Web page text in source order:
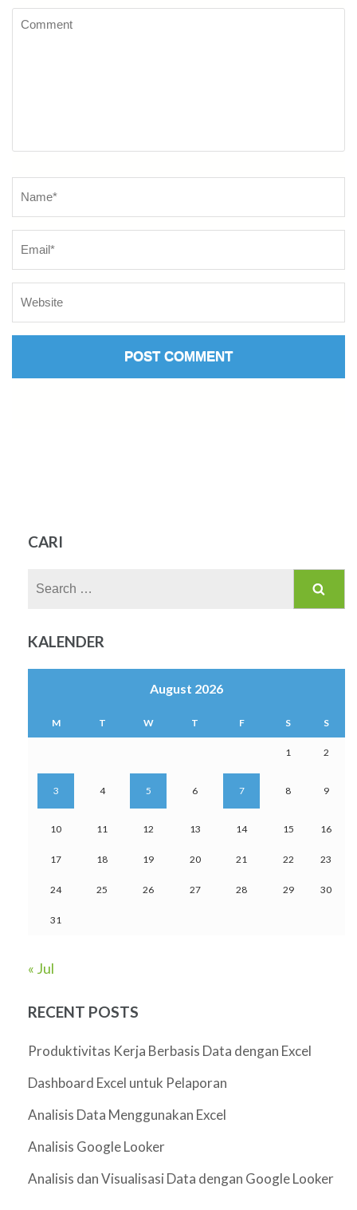
CARI
KALENDER
August 2026
M T W T F S S
1 2
3 4 5 6 7 8 9
10 11 12 13 14 15 16
17 18 19 20 21 22 23
24 25 26 27 28 29 30
31
« Jul
RECENT POSTS
Produktivitas Kerja Berbasis Data dengan Excel
Dashboard Excel untuk Pelaporan
Analisis Data Menggunakan Excel
Analisis Google Looker
Analisis dan Visualisasi Data dengan Google Looker